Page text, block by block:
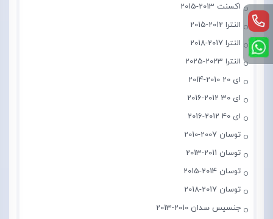
اکسنت 2013-2015
النترا 2012-2015
النترا 2017-2018
النترا 2023-2025
ای 20 2010-2014
ای 30 2012-2016
ای 40 2012-2016
توسان 2007-2010
توسان 2011-2013
توسان 2014-2015
توسان 2017-2018
جنسیس سدان 2010-2013